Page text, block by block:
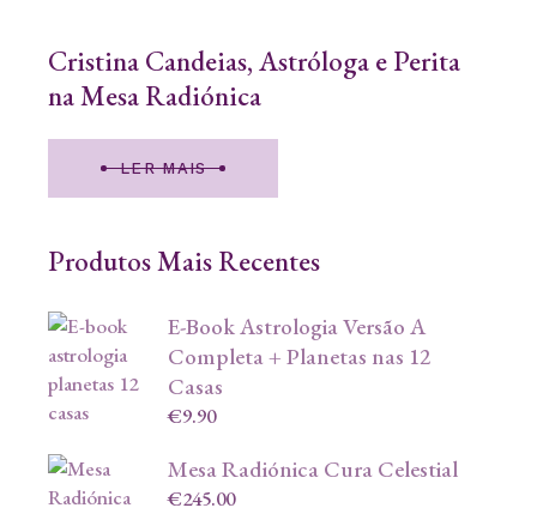
Cristina Candeias, Astróloga e Perita
na Mesa Radiónica
LER MAIS
Produtos Mais Recentes
E-Book Astrologia Versão A
Completa + Planetas nas 12
Casas
€9.90
Mesa Radiónica Cura Celestial
€245.00